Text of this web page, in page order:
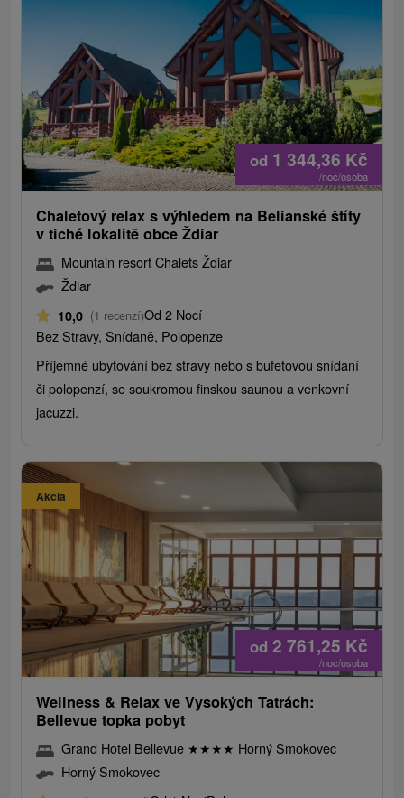
od 1 344,36 Kč
/noc/osoba
Chaletový relax s výhledem na Belianské štíty
v tiché lokalitě obce Ždiar
Mountain resort Chalets Ždiar
Ždiar
10,0 (1 recenzí)Od 2 Nocí
Bez Stravy, Snídaně, Polopenze
Příjemné ubytování bez stravy nebo s bufetovou snídaní
či polopenzí, se soukromou finskou saunou a venkovní
jacuzzi.
Akcia
od 2 761,25 Kč
/noc/osoba
Wellness & Relax ve Vysokých Tatrách:
Bellevue topka pobyt
Grand Hotel Bellevue ★★★★ Horný Smokovec
Horný Smokovec